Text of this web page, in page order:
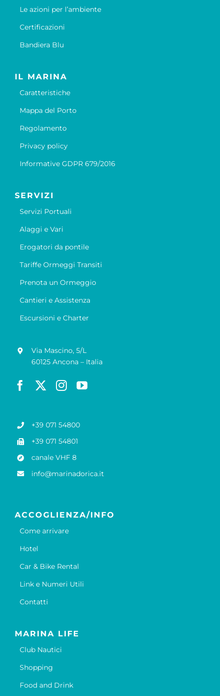
Le azioni per l’ambiente
Certificazioni
Bandiera Blu
IL MARINA
Caratteristiche
Mappa del Porto
Regolamento
Privacy policy
Informative GDPR 679/2016
SERVIZI
Servizi Portuali
Alaggi e Vari
Erogatori da pontile
Tariffe Ormeggi Transiti
Prenota un Ormeggio
Cantieri e Assistenza
Escursioni e Charter
Via Mascino, 5/L
60125 Ancona – Italia
+39 071 54800
+39 071 54801
canale VHF 8
info@marinadorica.it
ACCOGLIENZA/INFO
Come arrivare
Hotel
Car & Bike Rental
Link e Numeri Utili
Contatti
MARINA LIFE
Club Nautici
Shopping
Food and Drink